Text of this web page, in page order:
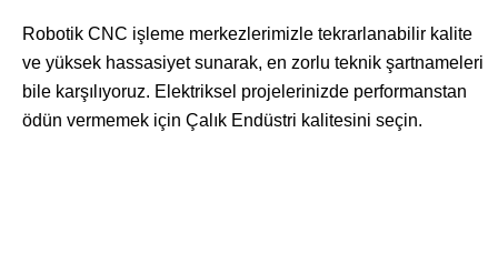
Robotik CNC işleme merkezlerimizle tekrarlanabilir kalite
ve yüksek hassasiyet sunarak, en zorlu teknik şartnameleri
bile karşılıyoruz. Elektriksel projelerinizde performanstan
ödün vermemek için Çalık Endüstri kalitesini seçin.